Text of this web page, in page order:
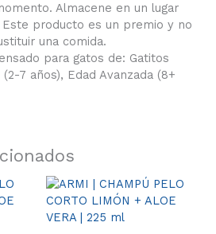
Almacene en un lugar
producto es un premio y no
una comida.
para gatos de: Gatitos
7 años), Edad Avanzada (8+